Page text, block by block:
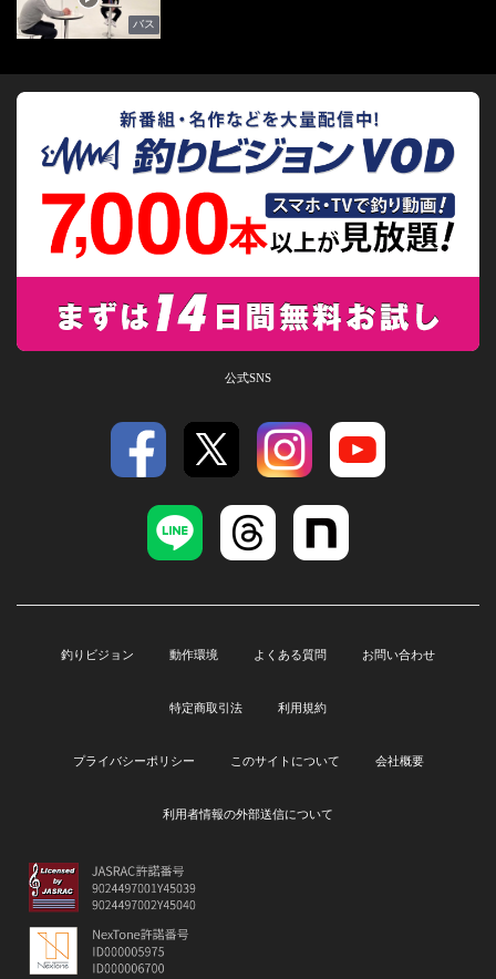
バス
公式SNS
釣りビジョン 動作環境 よくある質問 お問い合わせ
特定商取引法 利用規約
プライバシーポリシー このサイトについて 会社概要
利用者情報の外部送信について